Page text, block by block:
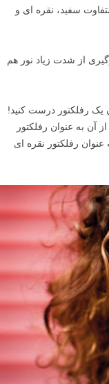
سفید، نقره ای و
از شدت زیاد نور هم
یک رفلکتور درست کنید!
آن به عنوان رفلکتور
عنوان رفلکتور نقره ای